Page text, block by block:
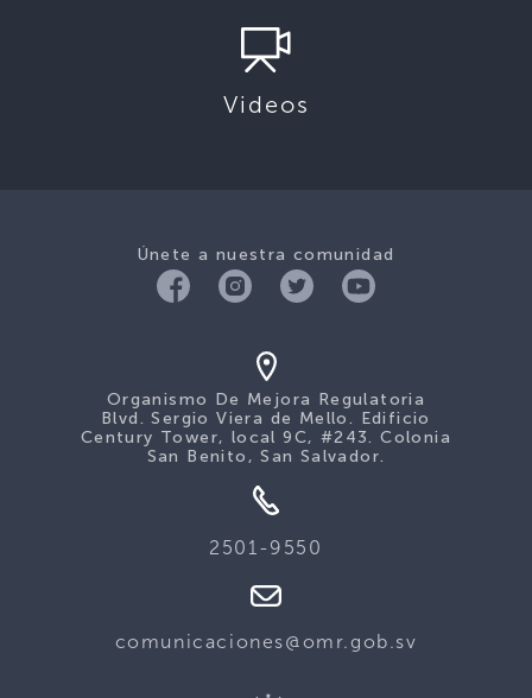
Videos
Únete a nuestra comunidad
Organismo De Mejora Regulatoria
Blvd. Sergio Viera de Mello. Edificio
Century Tower, local 9C, #243. Colonia
San Benito, San Salvador.
2501-9550
comunicaciones@omr.gob.sv